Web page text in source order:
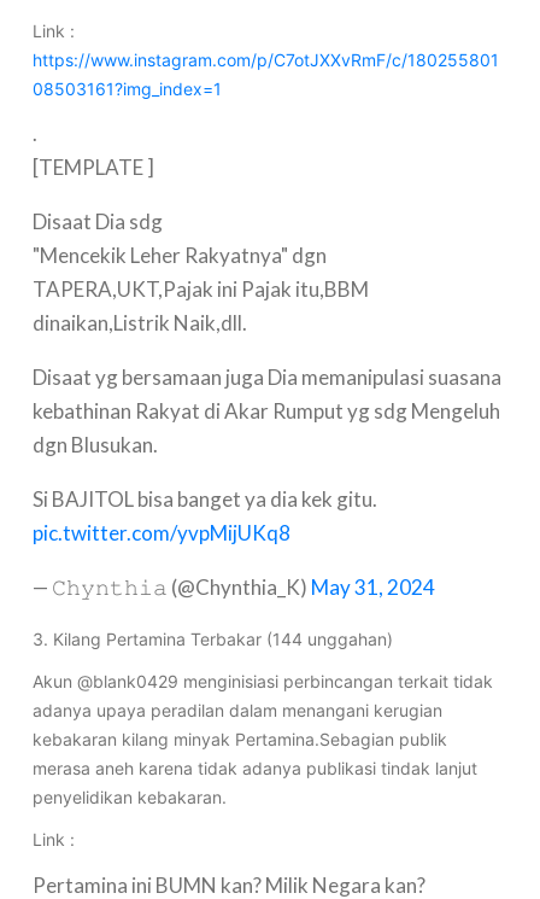
Link :
https://www.instagram.com/p/C7otJXXvRmF/c/180255801
08503161?img_index=1
.
[TEMPLATE ]
Disaat Dia sdg
"Mencekik Leher Rakyatnya" dgn
TAPERA,UKT,Pajak ini Pajak itu,BBM
dinaikan,Listrik Naik,dll.
Disaat yg bersamaan juga Dia memanipulasi suasana
kebathinan Rakyat di Akar Rumput yg sdg Mengeluh
dgn Blusukan.
Si BAJITOL bisa banget ya dia kek gitu.
pic.twitter.com/yvpMijUKq8
— 𝙲𝚑𝚢𝚗𝚝𝚑𝚒𝚊 (@Chynthia_K) May 31, 2024
3. Kilang Pertamina Terbakar (144 unggahan)
Akun @blank0429 menginisiasi perbincangan terkait tidak
adanya upaya peradilan dalam menangani kerugian
kebakaran kilang minyak Pertamina.Sebagian publik
merasa aneh karena tidak adanya publikasi tindak lanjut
penyelidikan kebakaran.
Link :
Pertamina ini BUMN kan? Milik Negara kan?